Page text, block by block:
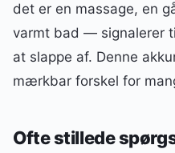
det er en massage, en
varmt bad — signalerer
at slappe af. Denne
mærkbar forskel for
Ofte stillede